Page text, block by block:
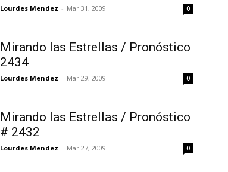
Lourdes Mendez - Mar 31, 2009 0
Mirando las Estrellas / Pronóstico
2434
Lourdes Mendez - Mar 29, 2009 0
Mirando las Estrellas / Pronóstico
# 2432
Lourdes Mendez - Mar 27, 2009 0